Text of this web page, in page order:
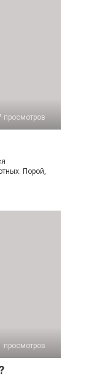
просмотров
Порой,
просмотров